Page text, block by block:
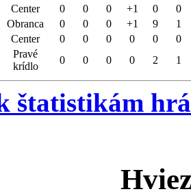
Center 0 0 0 +1 0
0
Obranca 0 0 0 +1 9
1
Center 0 0 0 0 0
0
Pravé
krídlo
0 0 0 0 2 1
štatistikám